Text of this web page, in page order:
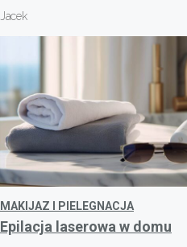
Jacek
MAKIJAZ I PIELEGNACJA
Epilacja laserowa w domu